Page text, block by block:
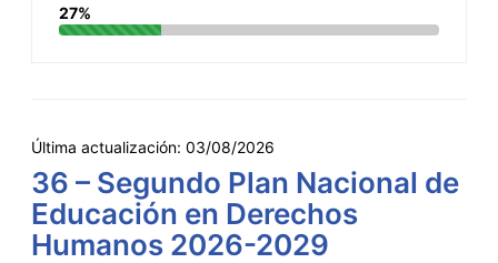
27%
Última actualización: 03/08/2026
36 – Segundo Plan Nacional de
Educación en Derechos
Humanos 2026-2029